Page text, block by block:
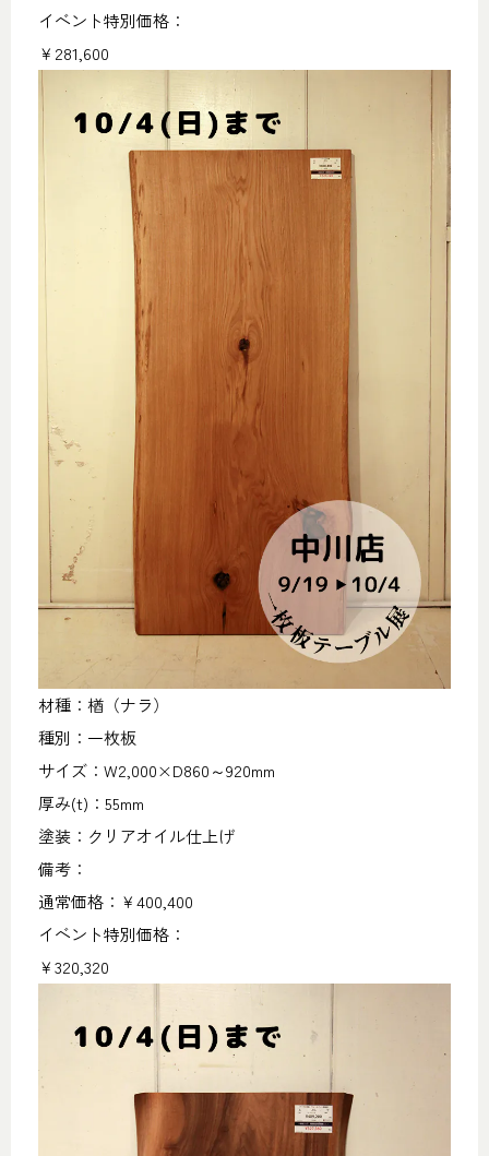
イベント特別価格：
￥281,600
材種：楢（ナラ）
種別：一枚板
サイズ：W2,000×D860～920mm
厚み(t)：55mm
塗装：クリアオイル仕上げ
備考：
通常価格：￥400,400
イベント特別価格：
￥320,320